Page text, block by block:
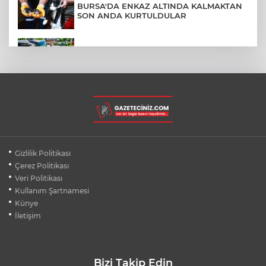
BURSA'DA ENKAZ ALTINDA KALMAKTAN
SON ANDA KURTULDULAR
BURSA'DA DEPO YANGINI BİNAYA
SIÇRAMADAN SÖNDÜRÜLDÜ
SİLİVRİ'DE YANGIN: MAHSUR KALANLAR
Gizlilik Politikası
Çerez Politikası
Veri Politikası
Kullanım Şartnamesi
Künye
İletişim
Bizi Takip Edin